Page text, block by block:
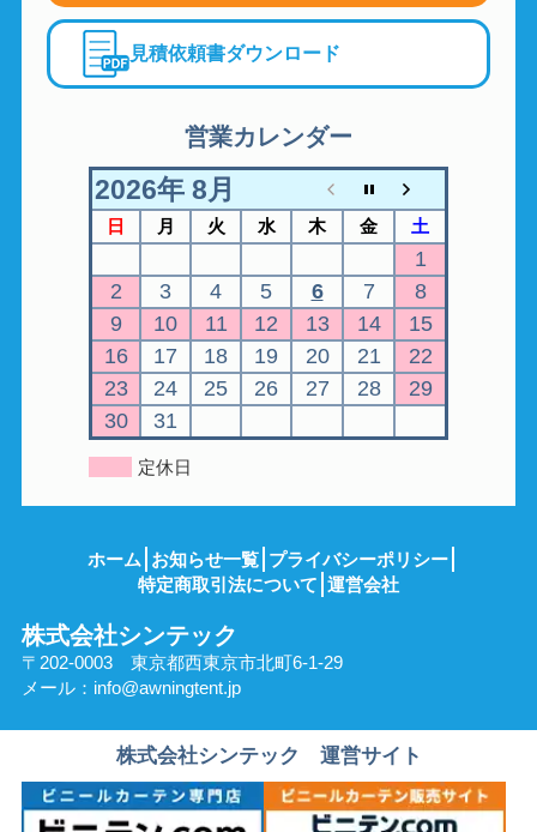
見積依頼書ダウンロード
営業カレンダー
2026年 8月
日 月 火 水 木 金 土
1
2
3 4 5 6 7
8
9
10 11 12 13 14
15
16
17 18 19 20 21
22
23
24 25 26 27 28
29
30
31
定休日
ホーム お知らせ一覧 プライバシーポリシー
特定商取引法について 運営会社
株式会社シンテック
〒202-0003 東京都西東京市北町6-1-29
メール： info@awningtent.jp
株式会社シンテック 運営サイト